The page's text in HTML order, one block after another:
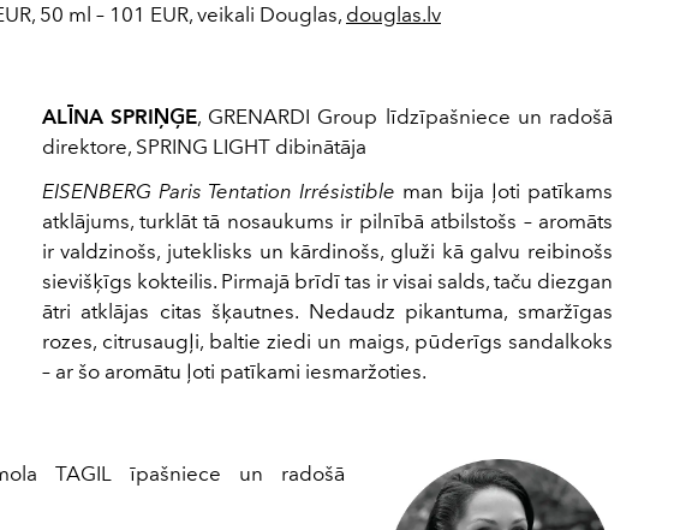
50 ml – 101 EUR, veikali Douglas, douglas.lv
ALĪNA SPRIŅĢE, GRENARDI Group līdzīpašniece un radošā
direktore, SPRING LIGHT dibinātāja
EISENBERG Paris Tentation Irrésistible man bija ļoti patīkams
atklājums, turklāt tā nosaukums ir pilnībā atbilstošs – aromāts
ir valdzinošs, juteklisks un kārdinošs, gluži kā galvu reibinošs
sievišķīgs kokteilis. Pirmajā brīdī tas ir visai salds, taču diezgan
ātri atklājas citas šķautnes. Nedaudz pikantuma, smaržīgas
rozes, citrusaugļi, baltie ziedi un maigs, pūderīgs sandalkoks
– ar šo aromātu ļoti patīkami iesmaržoties.
TAGIL īpašniece un radošā